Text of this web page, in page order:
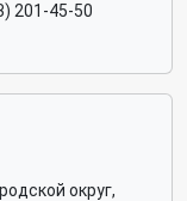
201-45-50
округ,